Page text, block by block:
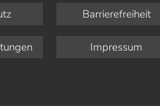
Barrierefreiheit
Impressum